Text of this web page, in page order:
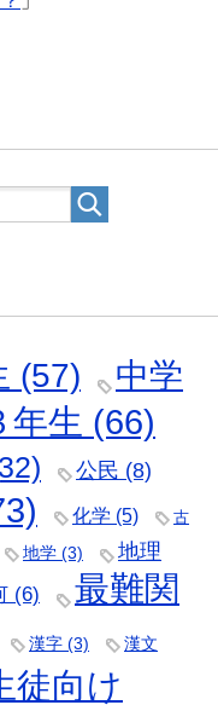
(57)
中学
年生 (66)
公民 (8)
化学 (5)
古
地学 (3)
地理
(6)
最難関
漢字 (3) 漢文
徒向け